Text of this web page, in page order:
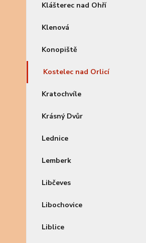
Klášterec nad Ohří
Klenová
Konopiště
Kostelec nad Orlicí
Kratochvíle
Krásný Dvůr
Lednice
Lemberk
Libčeves
Libochovice
Liblice